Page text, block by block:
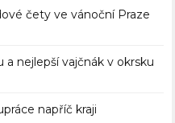
čety ve vánoční Praze
a nejlepší vajčnák v okrsku
napříč kraji